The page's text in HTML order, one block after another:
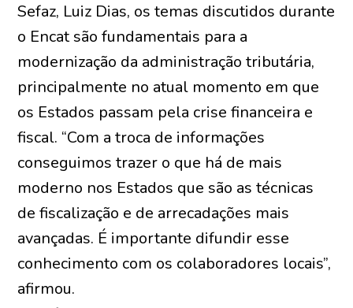
Sefaz, Luiz Dias, os temas discutidos durante
o Encat são fundamentais para a
modernização da administração tributária,
principalmente no atual momento em que
os Estados passam pela crise financeira e
fiscal. “Com a troca de informações
conseguimos trazer o que há de mais
moderno nos Estados que são as técnicas
de fiscalização e de arrecadações mais
avançadas. É importante difundir esse
conhecimento com os colaboradores locais”,
afirmou.